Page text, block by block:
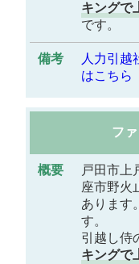
キングで
です。
人力引越
はこちら
フ
戸田市上
座市野火
あります
す。
引越し侍
キングで